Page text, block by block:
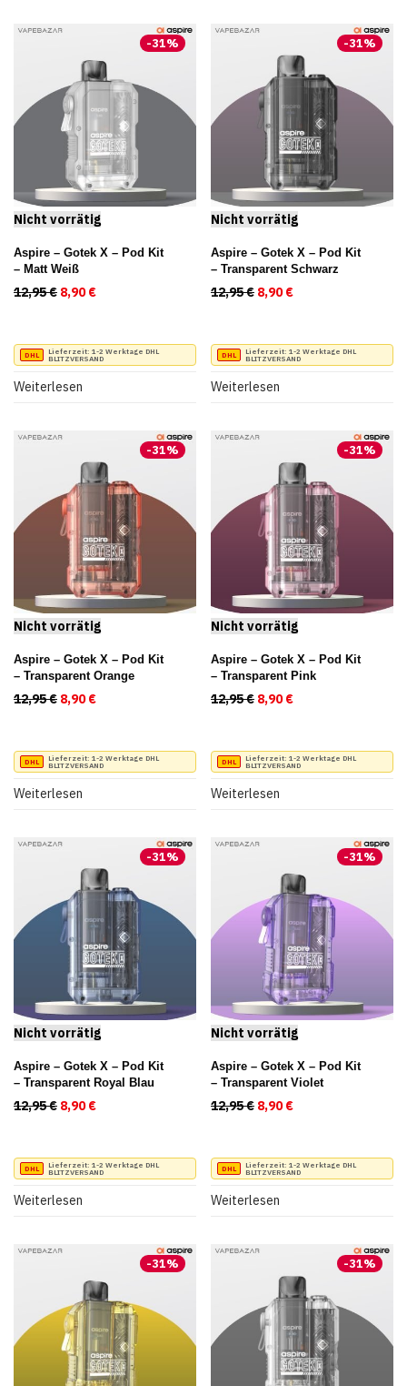
-31%
Aspire – Gotek X – Pod Kit
– Matt Weiß
12,95€ Ursprünglicher Preis war: 12,95 €
8,90€ Aktueller Preis ist: 8,90 €.
Lieferzeit: 1-2 Werktage DHL
BLITZVERSAND
Weiterlesen
-31%
Aspire – Gotek X – Pod Kit
– Transparent Schwarz
12,95€ Ursprünglicher Preis
8,90€
Lieferzeit: 1-2 Werktage DHL
BLITZVERSAND
Weiterlesen
-31%
Aspire – Gotek X – Pod Kit
– Transparent Orange
12,95€ Ursprünglicher Preis war: 12,95 €
8,90€ Aktueller Preis ist: 8,90 €.
Lieferzeit: 1-2 Werktage DHL
BLITZVERSAND
Weiterlesen
-31%
Aspire – Gotek X – Pod Kit
– Transparent Pink
12,95€ Ursprünglicher Preis
8,90€
Lieferzeit: 1-2 Werktage DHL
BLITZVERSAND
Weiterlesen
-31%
Aspire – Gotek X – Pod Kit
– Transparent Royal Blau
12,95€ Ursprünglicher Preis war: 12,95 €
8,90€ Aktueller Preis ist: 8,90 €.
Lieferzeit: 1-2 Werktage DHL
BLITZVERSAND
Weiterlesen
-31%
Aspire – Gotek X – Pod Kit
– Transparent Violet
12,95€ Ursprünglicher Preis
8,90€
Lieferzeit: 1-2 Werktage DHL
BLITZVERSAND
Weiterlesen
-31% -31%